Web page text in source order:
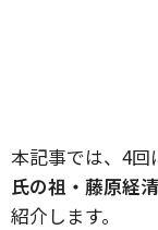
本記事では、4回
氏の祖・藤原経清
紹介します。